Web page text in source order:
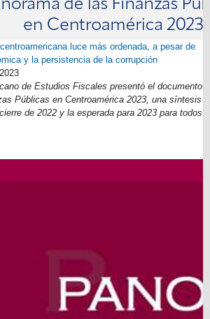
luce más ordenada, a pesar de
y la persistencia de la corrupción
de Estudios Fiscales presentó el documento
Públicas en Centroamérica 2023, una síntesis
de 2022 y la esperada para 2023 para todos